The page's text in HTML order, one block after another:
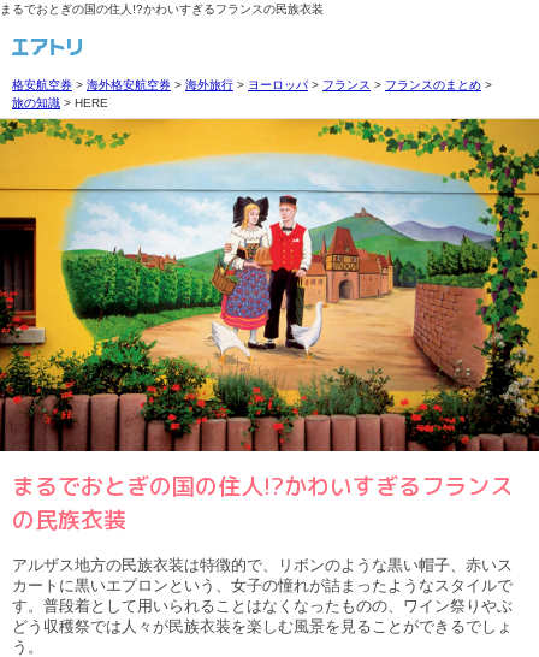
まるでおとぎの国の住人!?かわいすぎるフランスの民族衣装
格安航空券 > 海外格安航空券 > 海外旅行 > ヨーロッパ > フランス > フランスのまとめ >
旅の知識 > HERE
まるでおとぎの国の住人!?かわいすぎるフランス
の民族衣装
アルザス地方の民族衣装は特徴的で、リボンのような黒い帽子、赤いス
カートに黒いエプロンという、女子の憧れが詰まったようなスタイルで
す。普段着として用いられることはなくなったものの、ワイン祭りやぶ
どう収穫祭では人々が民族衣装を楽しむ風景を見ることができるでしょ
う。